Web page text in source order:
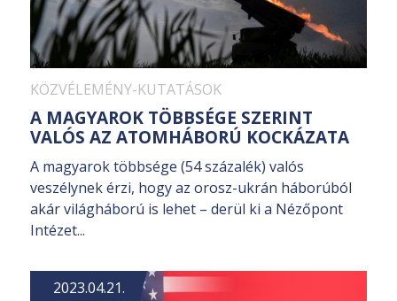
KÖZVÉLEMÉNY-KUTATÁSOK
A MAGYAROK TÖBBSÉGE SZERINT
VALÓS AZ ATOMHÁBORÚ KOCKÁZATA
A magyarok többsége (54 százalék) valós
veszélynek érzi, hogy az orosz-ukrán háborúból
akár világháború is lehet – derül ki a Nézőpont
Intézet...
2023.04.21.